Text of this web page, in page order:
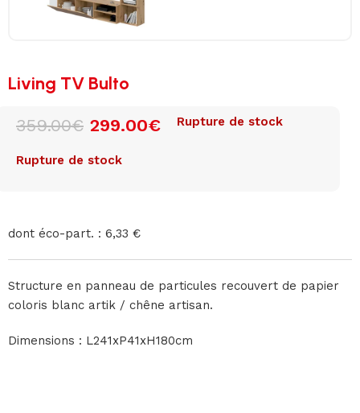
Living TV Bulto
359.00€ 299.00€ Rupture de stock
Rupture de stock
dont éco-part. : 6,33 €
Structure en panneau de particules recouvert de papier
coloris blanc artik / chêne artisan.
Dimensions : L241xP41xH180cm